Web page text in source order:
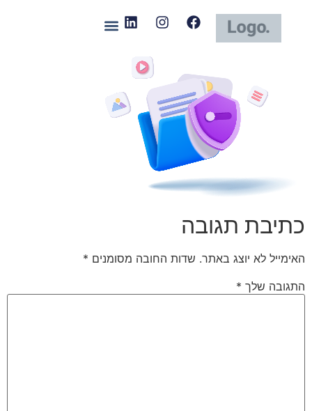
כתיבת תגובה
האימייל לא יוצג באתר. שדות החובה מסומנים *
התגובה שלך *